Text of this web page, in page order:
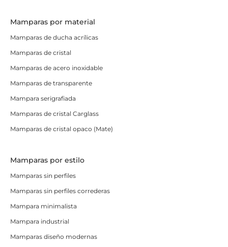
Mamparas por material
Mamparas de ducha acrílicas
Mamparas de cristal
Mamparas de acero inoxidable
Mamparas de transparente
Mampara serigrafiada
Mamparas de cristal Carglass
Mamparas de cristal opaco (Mate)
Mamparas por estilo
Mamparas sin perfiles
Mamparas sin perfiles correderas
Mampara minimalista
Mampara industrial
Mamparas diseño modernas